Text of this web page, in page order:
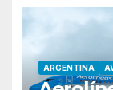
ARGENTINA